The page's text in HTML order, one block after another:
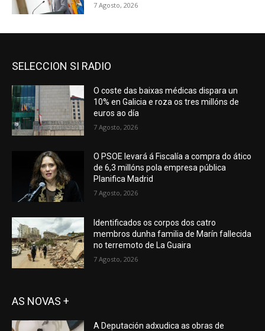
7 Agosto, 2026
SELECCION SI RADIO
O coste das baixas médicas dispara un
10% en Galicia e roza os tres millóns de
euros ao día
7 Agosto, 2026
O PSOE levará á Fiscalía a compra do ático
de 6,3 millóns pola empresa pública
Planifica Madrid
7 Agosto, 2026
Identificados os corpos dos catro
membros dunha familia de Marín fallecida
no terremoto de La Guaira
7 Agosto, 2026
AS NOVAS +
A Deputación adxudica as obras de